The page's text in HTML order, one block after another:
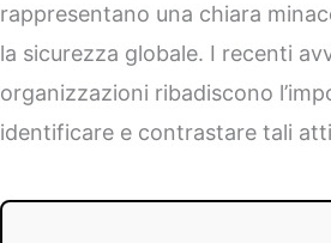
rappresentano una chiara
la sicurezza globale. I recenti
organizzazioni ribadiscono
identificare e contrastare tali